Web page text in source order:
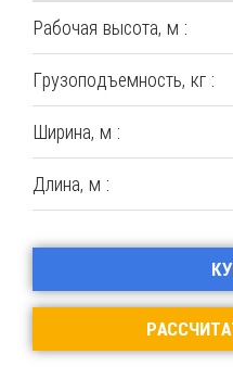
Рабочая высота, м :
Грузоподъемность, кг :
Ширина, м :
Длина, м :